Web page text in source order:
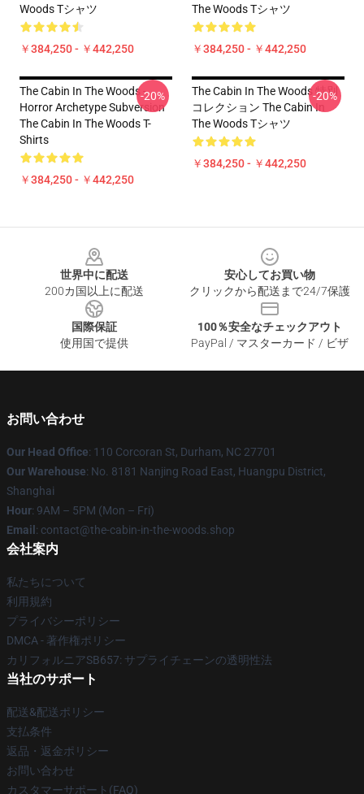
Woods Tシャツ
￥384,250 - ￥442,250
The Woods Tシャツ
￥384,250 - ￥442,250
The Cabin In The Woods -
Horror Archetype Subversion
The Cabin In The Woods T-
Shirts
￥384,250 - ￥442,250
-20%
The Cabin In The Woods 特別
コレクション The Cabin In
The Woods Tシャツ
￥384,250 - ￥442,250
-20%
世界中に配送
200カ国以上に配送
安心してお買い物
クリックから配送まで24/7保護
国際保証
使用国で提供
100％安全なチェックアウト
PayPal / マスターカード / ビザ
お問い合わせ
Our Head Office: 110 Corcoran St, Durham, NC 27701
Our Warehouse: No. 8181 Nanjing Road East, Huangpu District,
Shanghai
Hour: 9AM – 5PM (Mon – Fri)
Email : contact@the-cabin-in-the-woods.shop
会社案内
私たちについて
利用規約
プライバシーポリシー
DMCA - 著作権ポリシー
カリフォルニアSB657: サプライチェーンの透明性法
当社のサポート
配送&配送ポリシー
支払条件
返品・返金ポリシー
お問い合わせ
カスタマーサポート(FAQ)